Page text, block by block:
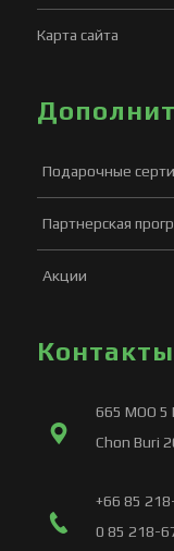
Карта сайта
Подарочные
Партнерская
Акции
Контакты
665 MOO 5
Chon Buri
+66 85
0 85 218-